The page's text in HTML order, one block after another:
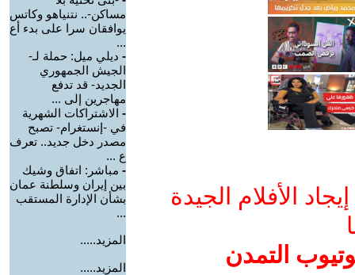
الأفلام الجيدة
التمدن
مساكن-.. نتنياهو وكاتس
يوافقان سرا على بدء أع
...
- ديلي ميل: حملة لـ-
الجيش الجمهوري
الجديد- قد تدفع
مهاجرين إلى ...
- الاشتراكات الشهرية
في -إنستغرام- تصبح
مصدر دخل جديد.. تعرف
ع ...
- مباشر: اتفاق وشيك
بين إيران وسلطنة عمان
بشأن الإدارة المستقب
...
المزيد.....
المزيد.....